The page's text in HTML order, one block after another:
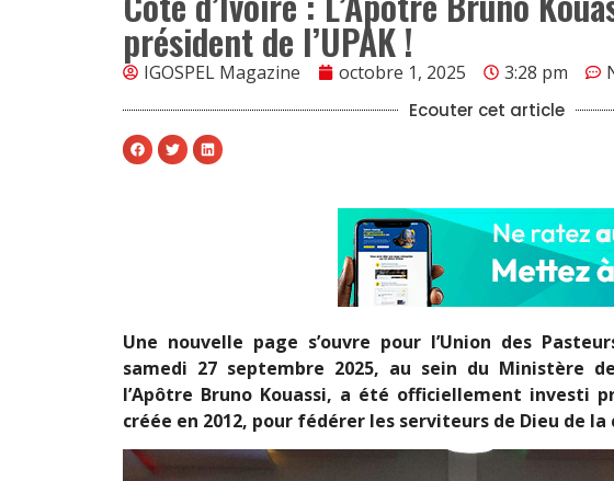
président de l’UPAK !
IGOSPEL Magazine octobre 1, 2025 3:28 pm
Ecouter cet article
Une nouvelle page s’ouvre pour l’Union des
samedi 27 septembre 2025, au sein du Ministère
l’Apôtre Bruno Kouassi, a été officiellement investi
créée en 2012, pour fédérer les serviteurs de Dieu de la